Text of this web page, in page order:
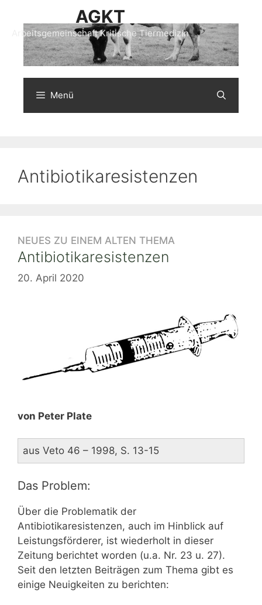
Inhalt
springen
AGKT
Arbeitsgemeinschaft Kritische Tiermedizin
Menü
Antibiotikaresistenzen
NEUES ZU EINEM ALTEN THEMA
Antibiotikaresistenzen
20. April 2020
von Peter Plate
aus Veto 46 – 1998, S. 13-15
Das Problem:
Über die Problematik der
Antibiotikaresistenzen, auch im Hinblick auf
Leistungsförderer, ist wiederholt in dieser
Zeitung berichtet worden (u.a. Nr. 23 u. 27).
Seit den letzten Beiträgen zum Thema gibt es
einige Neuigkeiten zu berichten: